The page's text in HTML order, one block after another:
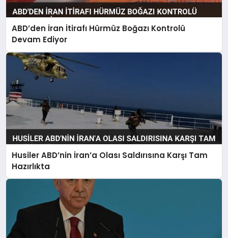
ABD’den İran İtirafı Hürmüz Boğazı Kontrolü
Devam Ediyor
Husiler ABD’nin İran’a Olası Saldırısına Karşı Tam
Hazırlıkta